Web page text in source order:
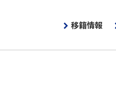
移籍情報